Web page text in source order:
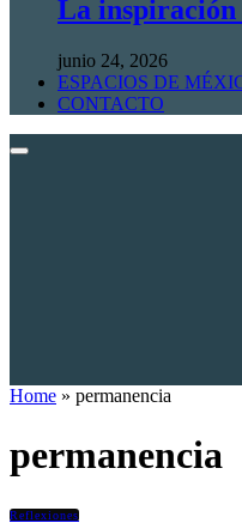
La inspiración
junio 24, 2026
ESPACIOS DE
CONTACTO
Home » permanencia
permanencia
Reflexiones